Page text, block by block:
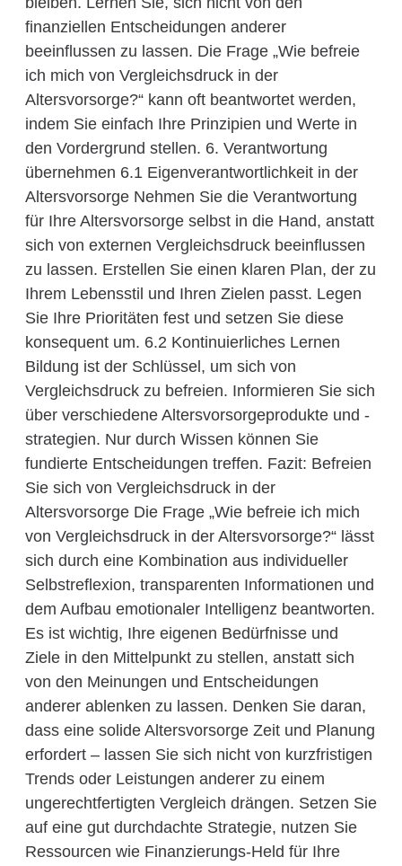
finanziellen Entscheidungen anderer
beeinflussen zu lassen. Die Frage „Wie befreie
ich mich von Vergleichsdruck in der
Altersvorsorge?“ kann oft beantwortet werden,
indem Sie einfach Ihre Prinzipien und Werte in
den Vordergrund stellen. 6. Verantwortung
übernehmen 6.1 Eigenverantwortlichkeit in der
Altersvorsorge Nehmen Sie die Verantwortung
für Ihre Altersvorsorge selbst in die Hand, anstatt
sich von externen Vergleichsdruck beeinflussen
zu lassen. Erstellen Sie einen klaren Plan, der zu
Ihrem Lebensstil und Ihren Zielen passt. Legen
Sie Ihre Prioritäten fest und setzen Sie diese
konsequent um. 6.2 Kontinuierliches Lernen
Bildung ist der Schlüssel, um sich von
Vergleichsdruck zu befreien. Informieren Sie sich
über verschiedene Altersvorsorgeprodukte und -
strategien. Nur durch Wissen können Sie
fundierte Entscheidungen treffen. Fazit: Befreien
Sie sich von Vergleichsdruck in der
Altersvorsorge Die Frage „Wie befreie ich mich
von Vergleichsdruck in der Altersvorsorge?“ lässt
sich durch eine Kombination aus individueller
Selbstreflexion, transparenten Informationen und
dem Aufbau emotionaler Intelligenz beantworten.
Es ist wichtig, Ihre eigenen Bedürfnisse und
Ziele in den Mittelpunkt zu stellen, anstatt sich
von den Meinungen und Entscheidungen
anderer ablenken zu lassen. Denken Sie daran,
dass eine solide Altersvorsorge Zeit und Planung
erfordert – lassen Sie sich nicht von kurzfristigen
Trends oder Leistungen anderer zu einem
ungerechtfertigten Vergleich drängen. Setzen Sie
auf eine gut durchdachte Strategie, nutzen Sie
Ressourcen wie Finanzierungs-Held für Ihre